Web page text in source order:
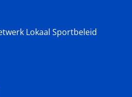
Lokaal Sportbeleid